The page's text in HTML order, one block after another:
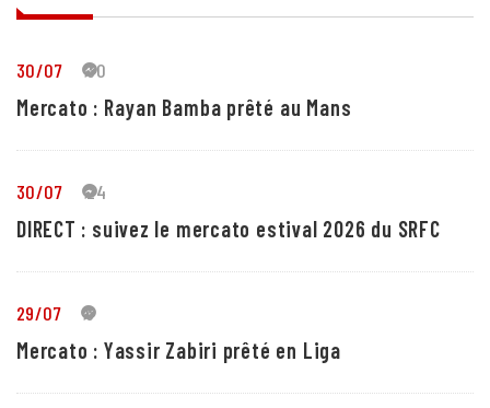
30/07 30
Mercato : Rayan Bamba prêté au Mans
30/07 24
DIRECT : suivez le mercato estival 2026 du SRFC
29/07 5
Mercato : Yassir Zabiri prêté en Liga